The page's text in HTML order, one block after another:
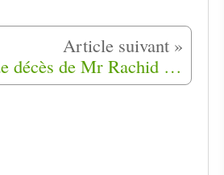
Avis de décès de Mr Rachid Kherroubi